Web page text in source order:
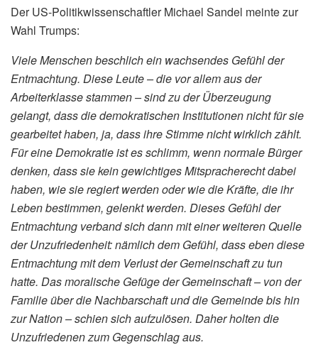
Der US-Politikwissenschaftler Michael Sandel meinte zur
Wahl Trumps:
Viele Menschen beschlich ein wachsendes Gefühl der
Entmachtung. Diese Leute – die vor allem aus der
Arbeiterklasse stammen – sind zu der Überzeugung
gelangt, dass die demokratischen Institutionen nicht für sie
gearbeitet haben, ja, dass ihre Stimme nicht wirklich zählt.
Für eine Demokratie ist es schlimm, wenn normale Bürger
denken, dass sie kein gewichtiges Mitspracherecht dabei
haben, wie sie regiert werden oder wie die Kräfte, die ihr
Leben bestimmen, gelenkt werden. Dieses Gefühl der
Entmachtung verband sich dann mit einer weiteren Quelle
der Unzufriedenheit: nämlich dem Gefühl, dass eben diese
Entmachtung mit dem Verlust der Gemeinschaft zu tun
hatte. Das moralische Gefüge der Gemeinschaft – von der
Familie über die Nachbarschaft und die Gemeinde bis hin
zur Nation – schien sich aufzulösen. Daher holten die
Unzufriedenen zum Gegenschlag aus.